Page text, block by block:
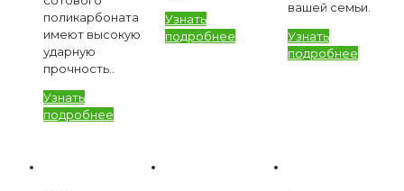
поликарбоната
имеют высокую
ударную
прочность..
Узнать
подробнее
Узнать
подробнее
вашей семьи.
Узнать
подробнее